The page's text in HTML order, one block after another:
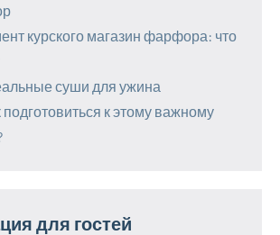
курского магазин фарфора: что
суши для ужина
к этому важному
для гостей